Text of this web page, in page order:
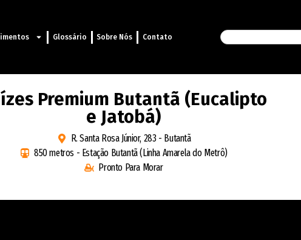
Glossário Sobre Nós Contato
Premium Butantã (Eucalipto
e Jatobá)
R. Santa Rosa Júnior, 283 - Butantã
850 metros - Estação Butantã (Linha Amarela do Metrô)
Pronto Para Morar